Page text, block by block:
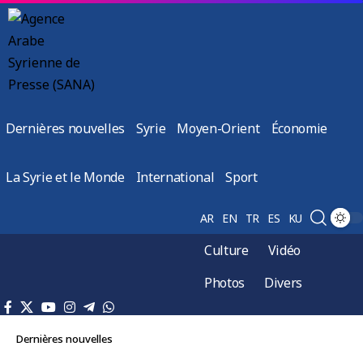
Dernières nouvelles Syrie Moyen-Orient Économie
La Syrie et le Monde International Sport
AR EN TR ES KU
Culture
Vidéo
Photos
Divers
Dernières nouvelles